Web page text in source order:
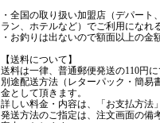
・全国の取り扱い加盟店（デパー
ラン、ホテルなど）でご利用になれ
・お釣りは出ないので額面以上の金
【送料について】
送料は一律、普通郵便発送の110円に
別途配送方法（レターパック・簡易
金として頂きます。
詳しい料金・内容は、「お支払方法
発送方法のご指定は、注文画面の備